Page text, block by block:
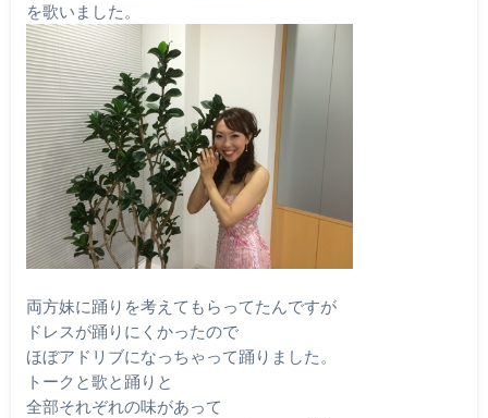
を歌いました。
両方妹に踊りを考えてもらってたんですが
ドレスが踊りにくかったので
ほぼアドリブになっちゃって踊りました。
トークと歌と踊りと
全部それぞれの味があって